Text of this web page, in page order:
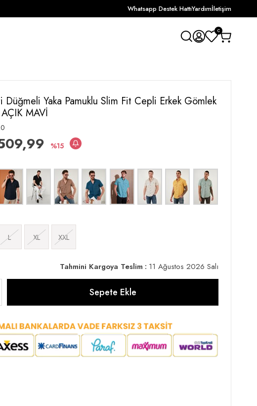
Whatsapp Destek HattıYardımİletişim
0
Düğmeli Yaka Pamuklu Slim Fit Cepli Erkek Gömlek
MAVİ
15
L XL XXL
Tahmini Kargoya Teslim : 11 Ağustos 2026 Salı